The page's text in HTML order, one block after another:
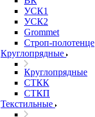
УСК1
УСК2
Grommet
Строп-полотенце
Круглопрядные
Круглопрядные
СТКК
СТКП
Текстильные